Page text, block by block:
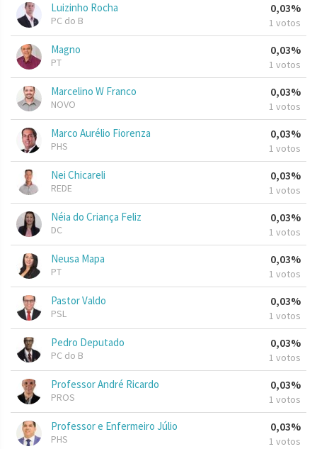
Luizinho Rocha
PC do B
0,03%
1 votos
Magno
PT
0,03%
1 votos
Marcelino W Franco
NOVO
0,03%
1 votos
Marco Aurélio Fiorenza
PHS
0,03%
1 votos
Nei Chicareli
REDE
0,03%
1 votos
Néia do Criança Feliz
DC
0,03%
1 votos
Neusa Mapa
PT
0,03%
1 votos
Pastor Valdo
PSL
0,03%
1 votos
Pedro Deputado
PC do B
0,03%
1 votos
Professor André Ricardo
PROS
0,03%
1 votos
Professor e Enfermeiro Júlio
PHS
0,03%
1 votos